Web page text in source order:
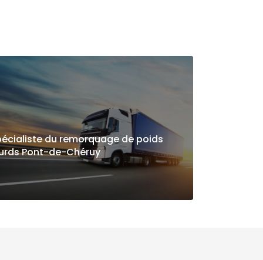
du remorquage de poids
Pont-de-Chéruy